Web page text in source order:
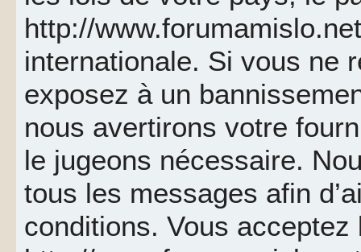
http://
internationale. Si vous ne
exposez à un
nous avertirons votre
le jugeons nécessaire.
tous les messages afin
conditions. Vous acceptez